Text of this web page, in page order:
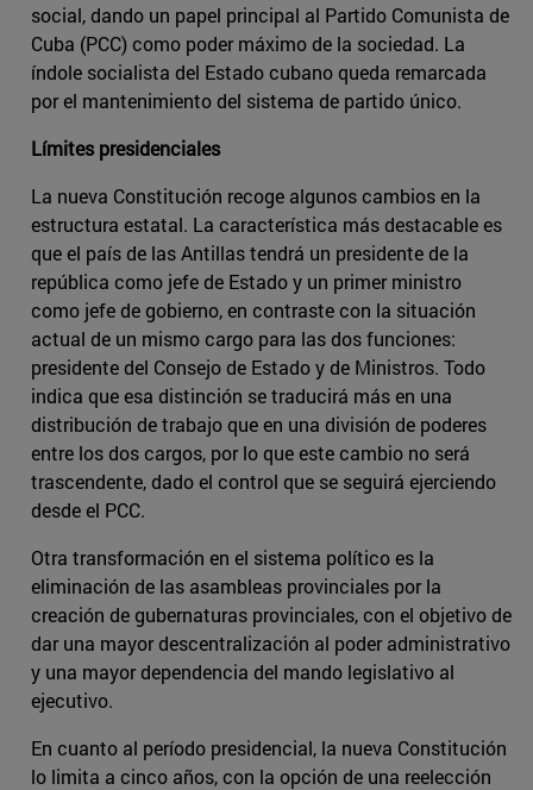
social, dando un papel principal al Partido Comunista de
Cuba (PCC) como poder máximo de la sociedad. La
índole socialista del Estado cubano queda remarcada
por el mantenimiento del sistema de partido único.
Límites presidenciales
La nueva Constitución recoge algunos cambios en la
estructura estatal. La característica más destacable es
que el país de las Antillas tendrá un presidente de la
república como jefe de Estado y un primer ministro
como jefe de gobierno, en contraste con la situación
actual de un mismo cargo para las dos funciones:
presidente del Consejo de Estado y de Ministros. Todo
indica que esa distinción se traducirá más en una
distribución de trabajo que en una división de poderes
entre los dos cargos, por lo que este cambio no será
trascendente, dado el control que se seguirá ejerciendo
desde el PCC.
Otra transformación en el sistema político es la
eliminación de las asambleas provinciales por la
creación de gubernaturas provinciales, con el objetivo de
dar una mayor descentralización al poder administrativo
y una mayor dependencia del mando legislativo al
ejecutivo.
En cuanto al período presidencial, la nueva Constitución
lo limita a cinco años, con la opción de una reelección